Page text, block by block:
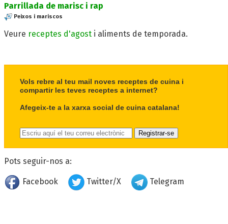
Parrillada de marisc i rap
Peixos i mariscos
Veure receptes d'agost i aliments de temporada.
Vols rebre al teu mail noves receptes de cuina i
compartir les teves receptes a internet?
Afegeix-te a la xarxa social de cuina catalana!
Pots seguir-nos a:
Facebook Twitter/X Telegram